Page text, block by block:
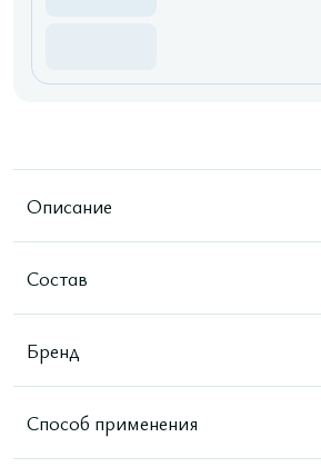
Описание
Состав
Бренд
Способ применения